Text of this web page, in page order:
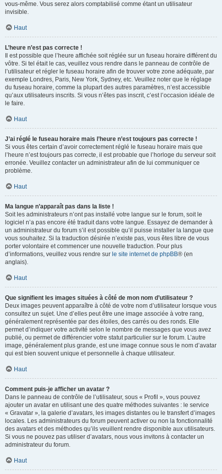
vous-même. Vous serez alors comptabilisé comme étant un utilisateur
invisible.
Haut
L’heure n’est pas correcte !
Il est possible que l’heure affichée soit réglée sur un fuseau horaire différent du
vôtre. Si tel était le cas, veuillez vous rendre dans le panneau de contrôle de
l’utilisateur et régler le fuseau horaire afin de trouver votre zone adéquate, par
exemple Londres, Paris, New York, Sydney, etc. Veuillez noter que le réglage
du fuseau horaire, comme la plupart des autres paramètres, n’est accessible
qu’aux utilisateurs inscrits. Si vous n’êtes pas inscrit, c’est l’occasion idéale de
le faire.
Haut
J’ai réglé le fuseau horaire mais l’heure n’est toujours pas correcte !
Si vous êtes certain d’avoir correctement réglé le fuseau horaire mais que
l’heure n’est toujours pas correcte, il est probable que l’horloge du serveur soit
erronée. Veuillez contacter un administrateur afin de lui communiquer ce
problème.
Haut
Ma langue n’apparaît pas dans la liste !
Soit les administrateurs n’ont pas installé votre langue sur le forum, soit le
logiciel n’a pas encore été traduit dans votre langue. Essayez de demander à
un administrateur du forum s’il est possible qu’il puisse installer la langue que
vous souhaitez. Si la traduction désirée n’existe pas, vous êtes libre de vous
porter volontaire et commencer une nouvelle traduction. Pour plus
d’informations, veuillez vous rendre sur le site internet de phpBB® (en
anglais).
Haut
Que signifient les images situées à côté de mon nom d’utilisateur ?
Deux images peuvent apparaître à côté de votre nom d’utilisateur lorsque vous
consultez un sujet. Une d’elles peut être une image associée à votre rang,
généralement représentée par des étoiles, des carrés ou des ronds. Elle
permet d’indiquer votre activité selon le nombre de messages que vous avez
publié, ou permet de différencier votre statut particulier sur le forum. L’autre
image, généralement plus grande, est une image connue sous le nom d’avatar
qui est bien souvent unique et personnelle à chaque utilisateur.
Haut
Comment puis-je afficher un avatar ?
Dans le panneau de contrôle de l’utilisateur, sous « Profil », vous pouvez
ajouter un avatar en utilisant une des quatre méthodes suivantes : le service
« Gravatar », la galerie d’avatars, les images distantes ou le transfert d’images
locales. Les administrateurs du forum peuvent activer ou non la fonctionnalité
des avatars et des méthodes qu’ils veuillent rendre disponible aux utilisateurs.
Si vous ne pouvez pas utiliser d’avatars, nous vous invitons à contacter un
administrateur du forum.
Haut